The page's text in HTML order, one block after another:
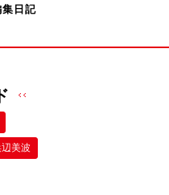
集日記
美波